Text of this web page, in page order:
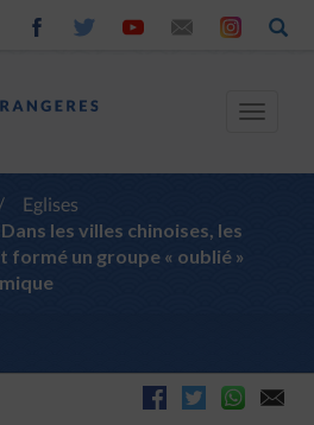
Toggle
/
Eglises
Dans les villes chinoises, les
un groupe « oublié »